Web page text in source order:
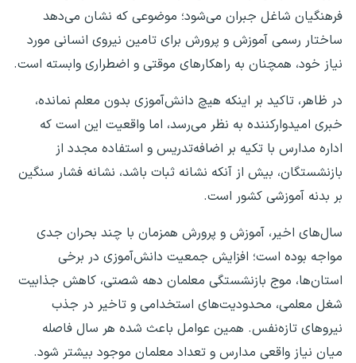
فرهنگیان شاغل جبران می‌شود؛ موضوعی که نشان می‌دهد
ساختار رسمی آموزش و پرورش برای تامین نیروی انسانی مورد
نیاز خود، همچنان به راهکار‌های موقتی و اضطراری وابسته است.
در ظاهر، تاکید بر اینکه هیچ دانش‌آموزی بدون معلم نمانده،
خبری امیدوارکننده به نظر می‌رسد، اما واقعیت این است که
اداره مدارس با تکیه بر اضافه‌تدریس و استفاده مجدد از
بازنشستگان، بیش از آنکه نشانه ثبات باشد، نشانه فشار سنگین
بر بدنه آموزشی کشور است.
سال‌های اخیر، آموزش و پرورش همزمان با چند بحران جدی
مواجه بوده است؛ افزایش جمعیت دانش‌آموزی در برخی
استان‌ها، موج بازنشستگی معلمان دهه شصتی، کاهش جذابیت
شغل معلمی، محدودیت‌های استخدامی و تاخیر در جذب
نیرو‌های تازه‌نفس. همین عوامل باعث شده هر سال فاصله
میان نیاز واقعی مدارس و تعداد معلمان موجود بیشتر شود.